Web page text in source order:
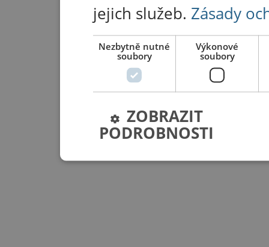
jejich služeb. Zásady
Nezbytně nutné
soubory
Výkonové
soubory
ZOBRAZIT
PODROBNOSTI